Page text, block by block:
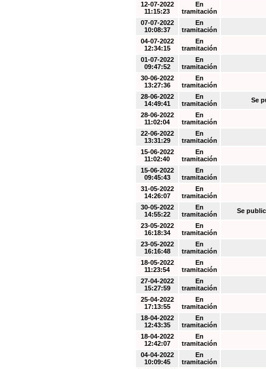
12-07-2022
11:15:23
En
tramitación
07-07-2022
10:08:37
En
tramitación
04-07-2022
12:34:15
En
tramitación
01-07-2022
09:47:52
En
tramitación
30-06-2022
13:27:36
En
tramitación
28-06-2022
14:49:41
En
tramitación
Se
28-06-2022
11:02:04
En
tramitación
22-06-2022
13:31:29
En
tramitación
15-06-2022
11:02:40
En
tramitación
15-06-2022
09:45:43
En
tramitación
31-05-2022
14:26:07
En
tramitación
30-05-2022
14:55:22
En
tramitación
Se
23-05-2022
16:18:34
En
tramitación
23-05-2022
16:16:48
En
tramitación
18-05-2022
11:23:54
En
tramitación
27-04-2022
15:27:59
En
tramitación
25-04-2022
17:13:55
En
tramitación
18-04-2022
12:43:35
En
tramitación
18-04-2022
12:42:07
En
tramitación
04-04-2022
10:09:45
En
tramitación